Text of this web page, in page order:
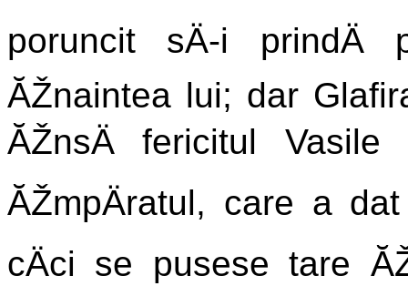
poruncit sÄ-i prindÄ
ĂŽnaintea lui; dar
ĂŽnsÄ fericitul
ĂŽmpÄratul, care a
cÄci se pusese tare